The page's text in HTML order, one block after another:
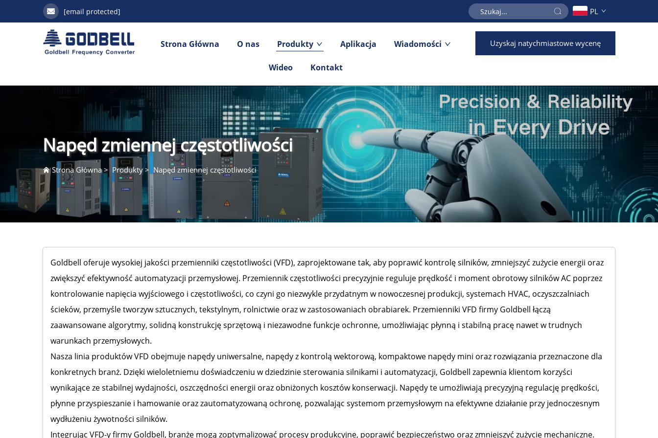
[email protected] PL
Strona Główna O nas Produkty Aplikacja Wiadomości
Wideo Kontakt
Uzyskaj natychmiastowe wycenę
Napęd zmiennej częstotliwości
Strona Główna> Produkty> Napęd zmiennej częstotliwości
Goldbell oferuje wysokiej jakości przemienniki częstotliwości (VFD), zaprojektowane tak, aby poprawić kontrolę silników, zmniejszyć zużycie energii oraz
zwiększyć efektywność automatyzacji przemysłowej. Przemiennik częstotliwości precyzyjnie reguluje prędkość i moment obrotowy silników AC poprzez
kontrolowanie napięcia wyjściowego i częstotliwości, co czyni go niezwykle przydatnym w nowoczesnej produkcji, systemach HVAC, oczyszczalniach
ścieków, przemyśle tworzyw sztucznych, tekstylnym, rolnictwie oraz w zastosowaniach obrabiarek. Przemienniki VFD firmy Goldbell łączą
zaawansowane algorytmy, solidną konstrukcję sprzętową i niezawodne funkcje ochronne, umożliwiając płynną i stabilną pracę nawet w trudnych
warunkach przemysłowych.
Nasza linia produktów VFD obejmuje napędy uniwersalne, napędy z kontrolą wektorową, kompaktowe napędy mini oraz rozwiązania przeznaczone dla
konkretnych branż. Dzięki wieloletniemu doświadczeniu w dziedzinie sterowania silnikami i automatyzacji, Goldbell zapewnia klientom korzyści
wynikające ze stabilnej wydajności, oszczędności energii oraz obniżonych kosztów konserwacji. Napędy te umożliwiają precyzyjną regulację prędkości,
płynne przyspieszanie i hamowanie oraz zautomatyzowaną ochronę, pozwalając systemom przemysłowym na efektywne działanie przy jednoczesnym
wydłużeniu żywotności silników.
Integrując VFD-y firmy Goldbell, branże mogą zoptymalizować procesy produkcyjne, poprawić bezpieczeństwo oraz zmniejszyć zużycie mechaniczne.